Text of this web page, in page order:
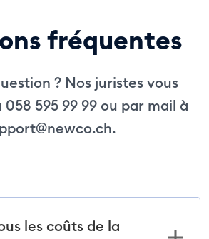
fréquentes
? Nos juristes vous
595 99 99 ou par mail à
.
les coûts de la